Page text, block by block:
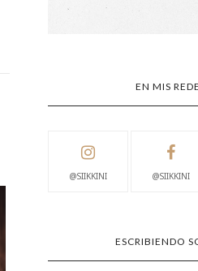
EN MIS
@SIIKKINI @SIIKKINI
ESCRIBIENDO